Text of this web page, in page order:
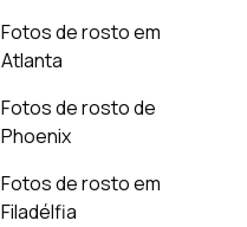
Fotos de rosto em
Atlanta
Fotos de rosto de
Phoenix
Fotos de rosto em
Filadélfia